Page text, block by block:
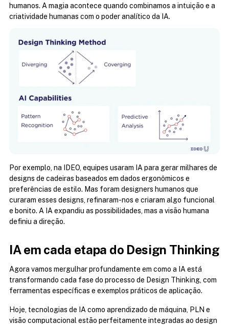
humanos. A magia acontece quando combinamos a intuição e a
criatividade humanas com o poder analítico da IA.
Por exemplo, na IDEO, equipes usaram IA para gerar milhares de
designs de cadeiras baseados em dados ergonômicos e
preferências de estilo. Mas foram designers humanos que
curaram esses designs, refinaram-nos e criaram algo funcional
e bonito. A IA expandiu as possibilidades, mas a visão humana
definiu a direção.
IA em cada etapa do Design Thinking
Agora vamos mergulhar profundamente em como a IA está
transformando cada fase do processo de Design Thinking, com
ferramentas específicas e exemplos práticos de aplicação.
Hoje, tecnologias de IA como aprendizado de máquina, PLN e
visão computacional estão perfeitamente integradas ao design